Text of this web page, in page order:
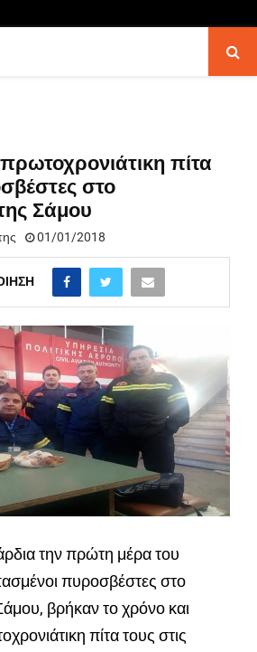
πίτα
στο
Σάμου
01/01/2018
την πρώτη μέρα του
πυροσβέστες στο
βρήκαν το χρόνο και
πίτα τους στις